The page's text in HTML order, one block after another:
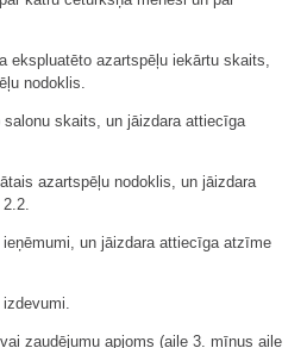
ekspluatēto azartspēļu iekārtu skaits,
nodoklis.
salonu skaits, un jāizdara attiecīga
azartspēļu nodoklis, un jāizdara
un jāizdara attiecīga atzīme
zaudējumu apjoms (aile 3. mīnus aile